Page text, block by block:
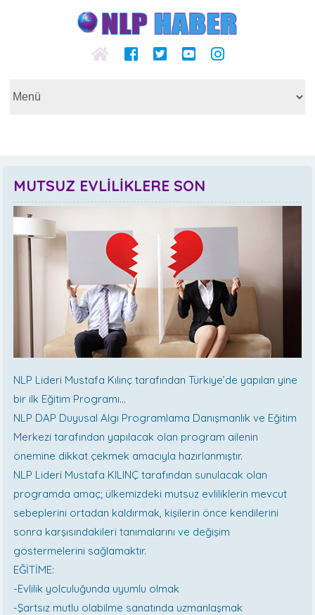
MUTSUZ EVLİLİKLERE SON
NLP Lideri Mustafa Kılınç tarafından Türkiye’de yapılan yine
bir ilk Eğitim Programı…
NLP DAP Duyusal Algı Programlama Danışmanlık ve Eğitim
Merkezi tarafından yapılacak olan program ailenin
önemine dikkat çekmek amacıyla hazırlanmıştır.
NLP Lideri Mustafa KILINÇ tarafından sunulacak olan
programda amaç; ülkemizdeki mutsuz evliliklerin mevcut
sebeplerini ortadan kaldırmak, kişilerin önce kendilerini
sonra karşısındakileri tanımalarını ve değişim
göstermelerini sağlamaktır.
EĞİTİME:
-Evlilik yolculuğunda uyumlu olmak
-Şartsız mutlu olabilme sanatında uzmanlaşmak